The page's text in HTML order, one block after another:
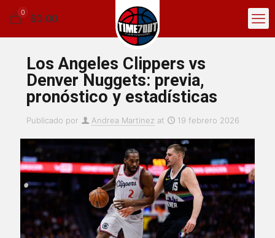
0 $0.00
Los Angeles Clippers vs
Denver Nuggets: previa,
pronóstico y estadísticas
Publicado por Andrea Martinez at 19 febrero 2026